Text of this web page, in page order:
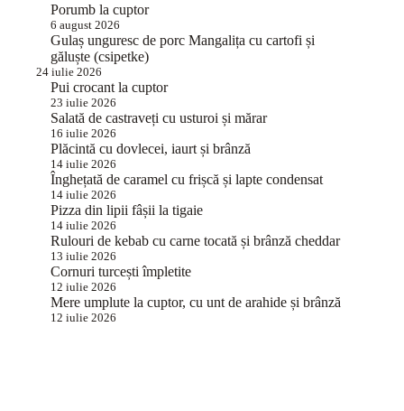
Porumb la cuptor
6 august 2026
Gulaș unguresc de porc Mangalița cu cartofi și
găluște (csipetke)
24 iulie 2026
Pui crocant la cuptor
23 iulie 2026
Salată de castraveți cu usturoi și mărar
16 iulie 2026
Plăcintă cu dovlecei, iaurt și brânză
14 iulie 2026
Înghețată de caramel cu frișcă și lapte condensat
14 iulie 2026
Pizza din lipii fâșii la tigaie
14 iulie 2026
Rulouri de kebab cu carne tocată și brânză cheddar
13 iulie 2026
Cornuri turcești împletite
12 iulie 2026
Mere umplute la cuptor, cu unt de arahide și brânză
12 iulie 2026